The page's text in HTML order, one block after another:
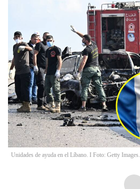
Unidades de ayuda en el Líbano. I Foto: Getty Images.